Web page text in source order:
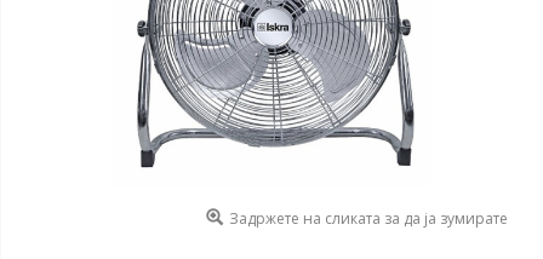
Задржете на сликата за да ја зумирате